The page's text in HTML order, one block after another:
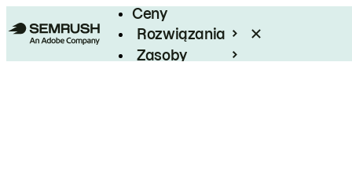
Ceny
Rozwiązania
Zasoby